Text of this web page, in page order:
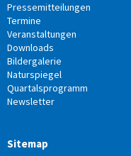
Pressemitteilungen
Termine
Veranstaltungen
Downloads
Bildergalerie
Naturspiegel
Quartalsprogramm
Newsletter
Sitemap